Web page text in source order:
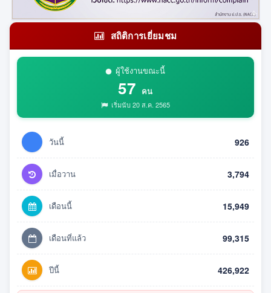
สถิติการเยี่ยมชม
ผู้ใช้งานขณะนี้
57 คน
เริ่มนับ 20 ส.ค. 2565
วันนี้ 926
เมื่อวาน 3,794
เดือนนี้ 15,949
เดือนที่แล้ว 99,315
ปีนี้ 426,922